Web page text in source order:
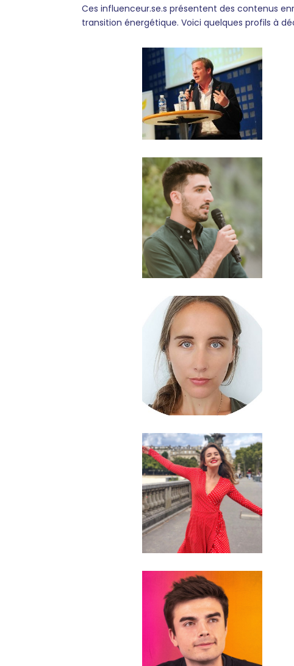
Ces influenceur.se.s présentent des contenus
transition énergétique. Voici quelques profils à